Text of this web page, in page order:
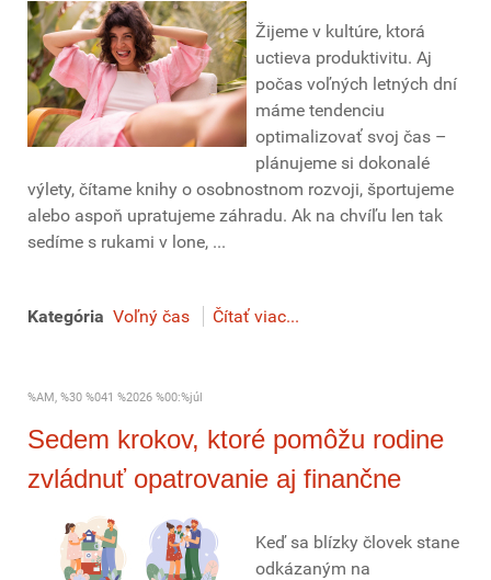
Žijeme v kultúre, ktorá
uctieva produktivitu. Aj
počas voľných letných dní
máme tendenciu
optimalizovať svoj čas –
plánujeme si dokonalé
výlety, čítame knihy o osobnostnom rozvoji, športujeme
alebo aspoň upratujeme záhradu. Ak na chvíľu len tak
sedíme s rukami v lone, ...
Kategória Voľný čas Čítať viac...
%AM, %30 %041 %2026 %00:%júl
Sedem krokov, ktoré pomôžu rodine
zvládnuť opatrovanie aj finančne
Keď sa blízky človek stane
odkázaným na